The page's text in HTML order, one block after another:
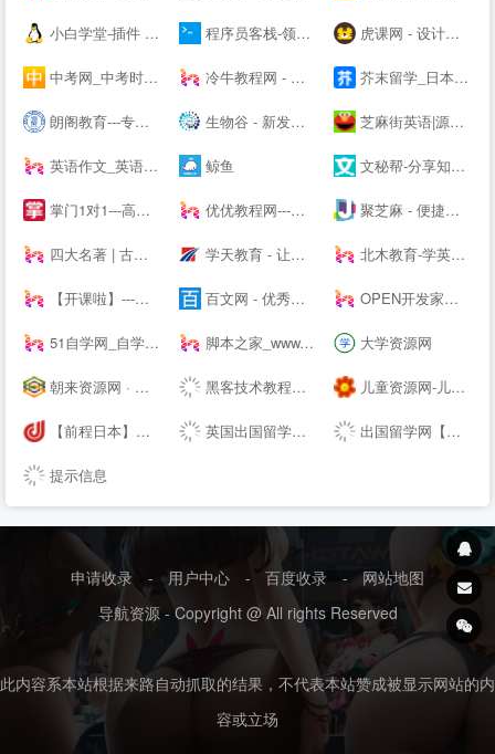
小白学堂-插件 资源 Idea 破解码 激活码 idea激活码 程序员 程序员客栈-领先的程序员自由工作平台-程序员兼职 虎课网 - 设计、办公软件视频教程在线学习_ 每天免费学一课
中考网_中考时间_中考分数线_中考成绩查询 冷牛教程网 - 专业的网络资源分享基地 芥末留学_日本留学_韩国留学_英澳留学_值得信赖的在线留学申请平台
朗阁教育---专注雅思培训、新托福、SAT等出国留学英语考试留学培训机构 生物谷 - 新发现,新技术,新产业 - 生物医药新媒体门户 芝麻街英语|源自美国《芝麻街》3-12岁高端少儿英语教育品牌
英语作文_英语作文大全_英语作文网 鲸鱼 文秘帮-分享知识，共创价值！
掌门1对1---高端中小学在线教育辅导品牌-名校精英在线教学-掌门一对一-掌门优课升级版 优优教程网---免费自学软件就上优优网-PS,AI,C4D,AE,UI,Sketch,平面,海报等原创免费教程在线学习-UiiiUiii-- 聚芝麻 - 便捷的网址大全站，网址查询就是这么简单！
四大名著 | 古典四大名著小说 学天教育 - 让人人享有优质教育 北木教育-学英语，和你在一起-北木网
【开课啦】---有用，有趣，有成长！ 百文网 - 优秀文章分享平台 OPEN开发家园-为开发爱好者分享技巧！
51自学网_自学网_软件自学网-51自学网-- 脚本之家_www.jb51.net 大学资源网
朝来资源网 · 免费提供绿色软件、活动线报以及其他网络资源，好货不私藏！ 黑客技术教程学习基地 - 吾爱漏洞 儿童资源网-儿童动画片-儿童歌曲-儿童游戏-儿童故事-儿童文学
【前程日本】日本留学_日本读研_14年专注日本优质院校申请 英国出国留学申请签证-中英网www.uker.net_留学网_英国--_英国大学专业排名_英国留学申请_英国签证_英国特价机票_英国同路人 出国留学网【专业的留学--】
提示信息
申请收录 - 用户中心 - 百度收录 -
网站地图
导航资源 - Copyright @ All rights Reserved
此内容系本站根据来路自动抓取的结果，不代表本站赞成被显示网站的内
容或立场